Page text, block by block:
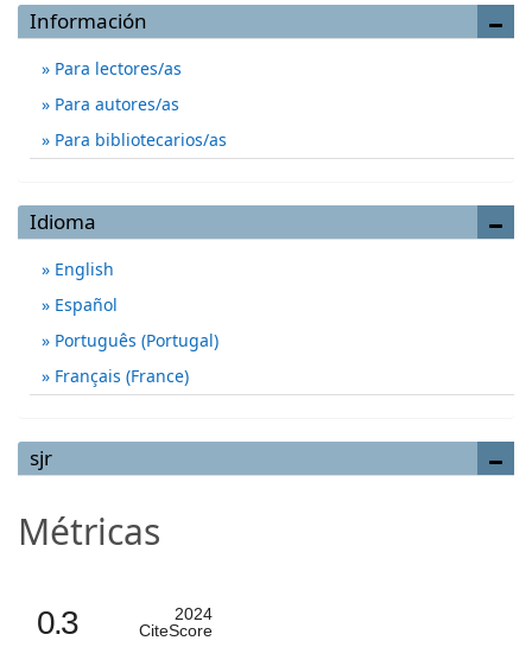
Información
Para lectores/as
Para autores/as
Para bibliotecarios/as
Idioma
English
Español
Português (Portugal)
Français (France)
sjr
Métricas
0.3
2024
CiteScore